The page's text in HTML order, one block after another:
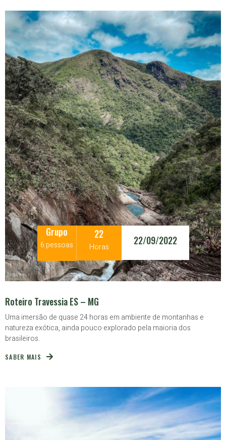
Grupo
6 pessoas
22
Horas
22/09/2022
Roteiro Travessia ES – MG
Uma imersão de quase 24 horas em ambiente de montanhas e
natureza exótica, ainda pouco explorado pela maioria dos
brasileiros.
SABER MAIS